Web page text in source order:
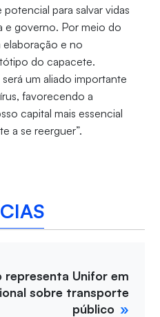
para salvar vidas
e governo. Por meio do
elaboração e no
do capacete.
um aliado importante
favorecendo a
capital mais essencial
a se reerguer”.
Unifor em
sobre transporte
público